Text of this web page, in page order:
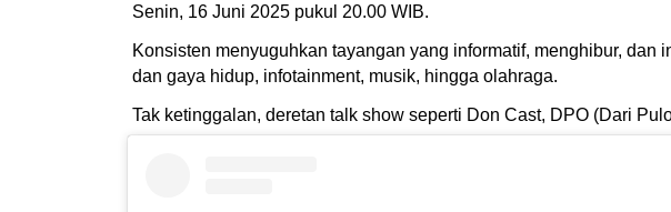
Senin, 16 Juni 2025 pukul 20.00 WIB.
Konsisten menyuguhkan tayangan yang informatif, menghibur,
dan gaya hidup, infotainment, musik, hingga olahraga.
Tak ketinggalan, deretan talk show seperti Don Cast, DPO (Dari